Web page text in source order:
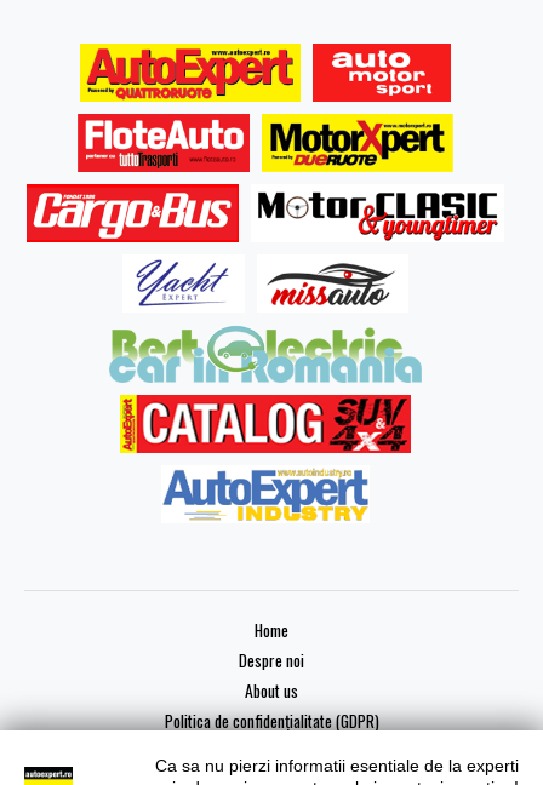
Home
Despre noi
About us
Politica de confidențialitate (GDPR)
Ca sa nu pierzi informatii esentiale de la experti